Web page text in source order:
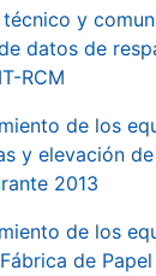
y
datos de
RCM
de los
y elevación
2013
de los
de